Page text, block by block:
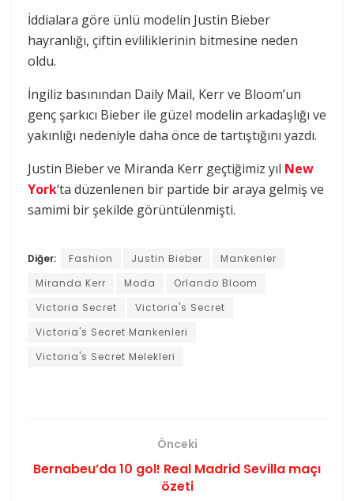
İddialara göre ünlü modelin Justin Bieber
hayranlığı, çiftin evliliklerinin bitmesine neden
oldu.
İngiliz basınından Daily Mail, Kerr ve Bloom’un
genç şarkıcı Bieber ile güzel modelin arkadaşlığı ve
yakınlığı nedeniyle daha önce de tartıştığını yazdı.
Justin Bieber ve Miranda Kerr geçtiğimiz yıl New
York‘ta düzenlenen bir partide bir araya gelmiş ve
samimi bir şekilde görüntülenmişti.
Diğer: Fashion Justin Bieber
Mankenler
Miranda Kerr
Moda
Orlando Bloom
Victoria Secret
Victoria's Secret
Victoria's Secret Mankenleri
Victoria's Secret Melekleri
Önceki
Bernabeu’da 10 gol! Real Madrid Sevilla maçı
özeti